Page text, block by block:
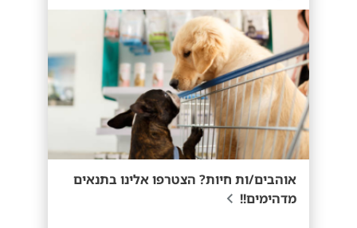
אוהבים/ות חיות? הצטרפו אלינו בתנאים
מדהימים!!